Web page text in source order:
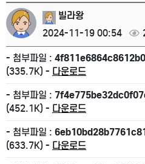
빌라왕
2024-11-19 00:54
- 첨부파일 :
(335.7K) - 다운로드
- 첨부파일 :
(452.1K) - 다운로드
- 첨부파일 :
(633.7K) - 다운로드